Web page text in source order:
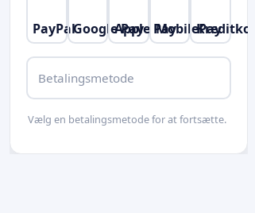
PayPalGoogle PayApple PayMobilePayKreditkort
Betalingsmetode
Vælg en betalingsmetode for at fortsætte.